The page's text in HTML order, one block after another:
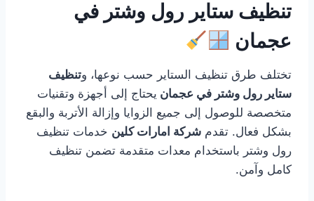
تنظيف ستاير رول وشتر في
عجمان
تختلف طرق تنظيف الستاير حسب نوعها، وتنظيف
ستاير رول وشتر في عجمان يحتاج إلى أجهزة وتقنيات
متخصصة للوصول إلى جميع الزوايا وإزالة الأتربة والبقع
بشكل فعال. تقدم شركة امارات كلين خدمات تنظيف
رول وشتر باستخدام معدات متقدمة تضمن تنظيف
كامل وآمن.